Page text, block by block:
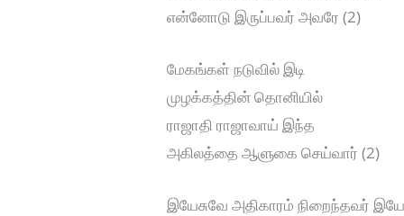
என்னோடு இருப்பவர் அவரே (2)
மேகங்கள் நடுவில் இடி
முழக்கத்தின் தொனியில்
ராஜாதி ராஜாவாய் இந்த
அகிலத்தை ஆளுகை செய்வார் (2)
இயேசுவே அதிகாரம் நிறைந்தவர்